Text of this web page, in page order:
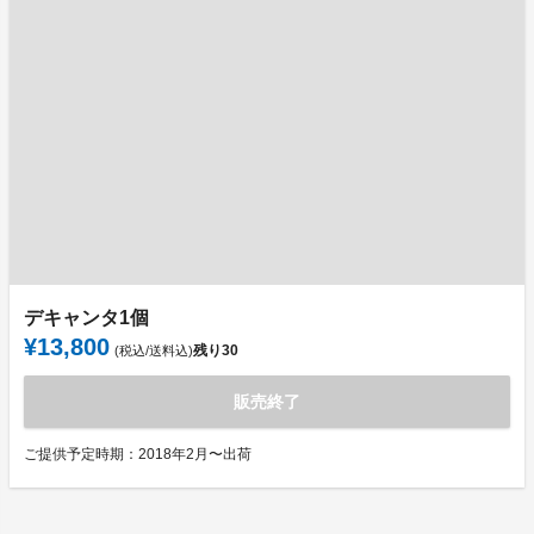
デキャンタ1個
¥13,800 (税込/送料込)残り30
販売終了
ご提供予定時期：2018年2月〜出荷